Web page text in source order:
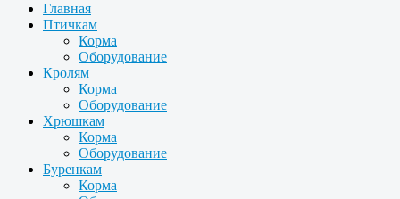
Главная
Птичкам
Корма
Оборудование
Кролям
Корма
Оборудование
Хрюшкам
Корма
Оборудование
Буренкам
Корма